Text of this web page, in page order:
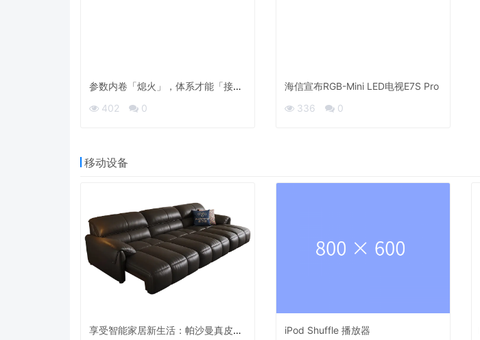
参数内卷「熄火」，体系才能「接
棒」：石头科技若何拆解行业深水
402 0
海信宣布RGB-Mini LED电视E7S Pro
336
0
移动设备
享受智能家居新生活：帕沙曼真皮沙
iPod Shuffle 播放器